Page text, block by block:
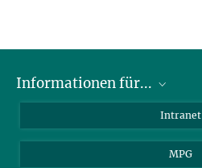
Informationen für...
Studenten
Journalisten
Intranet
MPG